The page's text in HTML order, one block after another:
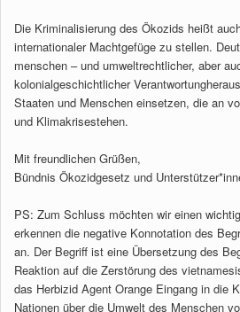
Die Kriminalisierung des Ökozids heißt
internationaler Machtgefüge zu stellen.
menschen – und umweltrechtlicher, aber
kolonialgeschichtlicher
Staaten und Menschen einsetzen, die an
und Klimakrisestehen.
Mit freundlichen Grüßen,
Bündnis Ökozidgesetz und
PS: Zum Schluss möchten wir einen
erkennen die negative Konnotation des
an. Der Begriff ist eine Übersetzung des
Reaktion auf die Zerstörung des
das Herbizid Agent Orange Eingang in die
Nationen über die Umwelt des Menschen